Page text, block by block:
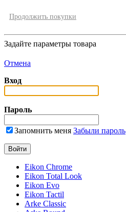
Продолжить покупки
Задайте параметры товара
Отмена
Вход
Пароль
Запомнить меня Забыли пароль
Eikon Chrome
Eikon Total Look
Eikon Evo
Eikon Tactil
Arke Classic